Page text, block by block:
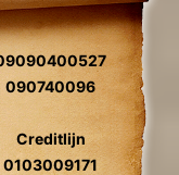
090740096
Creditlijn
0103009171